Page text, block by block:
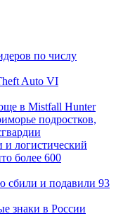
по числу
Auto VI
в Mistfall Hunter
подростков,
логистический
более 600
сбили и подавили 93
знаки в России